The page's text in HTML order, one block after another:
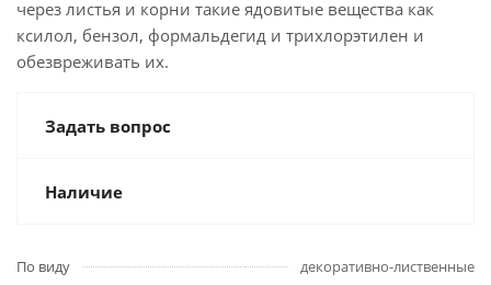
через листья и корни такие ядовитые вещества как
ксилол, бензол, формальдегид и трихлорэтилен и
обезвреживать их.
Задать вопрос
Наличие
По виду
декоративно-лиственные